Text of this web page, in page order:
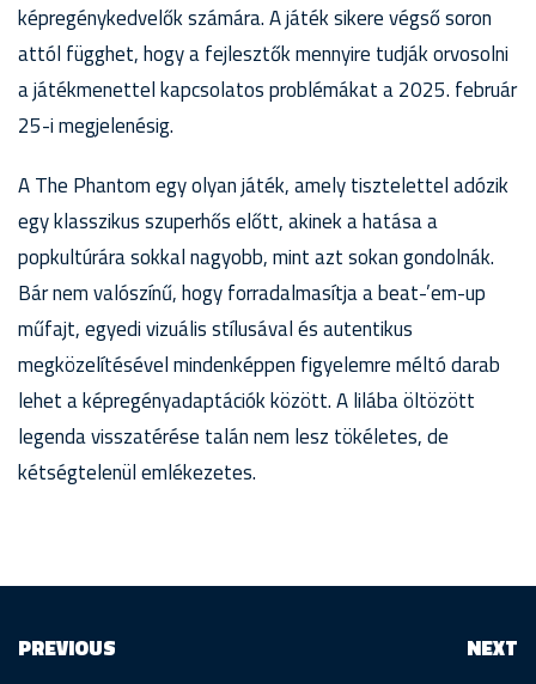
képregénykedvelők számára. A játék sikere végső soron
attól függhet, hogy a fejlesztők mennyire tudják orvosolni
a játékmenettel kapcsolatos problémákat a 2025. február
25-i megjelenésig.
A The Phantom egy olyan játék, amely tisztelettel adózik
egy klasszikus szuperhős előtt, akinek a hatása a
popkultúrára sokkal nagyobb, mint azt sokan gondolnák.
Bár nem valószínű, hogy forradalmasítja a beat-’em-up
műfajt, egyedi vizuális stílusával és autentikus
megközelítésével mindenképpen figyelemre méltó darab
lehet a képregényadaptációk között. A lilába öltözött
legenda visszatérése talán nem lesz tökéletes, de
kétségtelenül emlékezetes.
PREVIOUS NEXT